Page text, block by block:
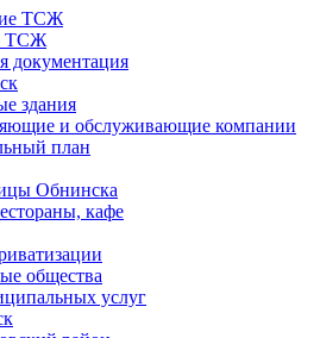
ТСЖ
ТСЖ
документация
здания
и обслуживающие компании
план
Обнинска
кафе
общества
услуг